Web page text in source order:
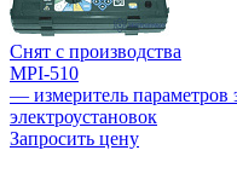
Снят с производства
MPI-510
— измеритель параметров
электроустановок
Запросить цену